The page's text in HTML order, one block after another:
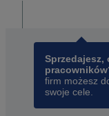
Sprzedajesz,
firm możesz
swoje cele.